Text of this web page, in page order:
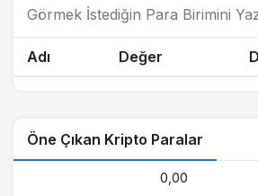
Adı Değer
Öne Çıkan Kripto Paralar
0,00